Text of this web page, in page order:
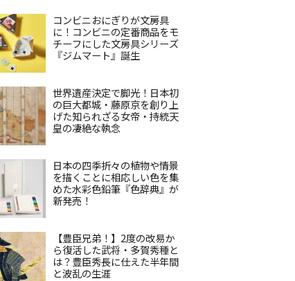
コンビニおにぎりが文房具
に！コンビニの定番商品をモ
チーフにした文房具シリーズ
『ジムマート』誕生
世界遺産決定で脚光！日本初
の巨大都城・藤原京を創り上
げた知られざる女帝・持統天
皇の凄絶な執念
日本の四季折々の植物や情景
を描くことに相応しい色を集
めた水彩色鉛筆『色辞典』が
新発売！
【豊臣兄弟！】2度の改易か
ら復活した武将・多賀秀種と
は？豊臣秀長に仕えた半年間
と波乱の生涯